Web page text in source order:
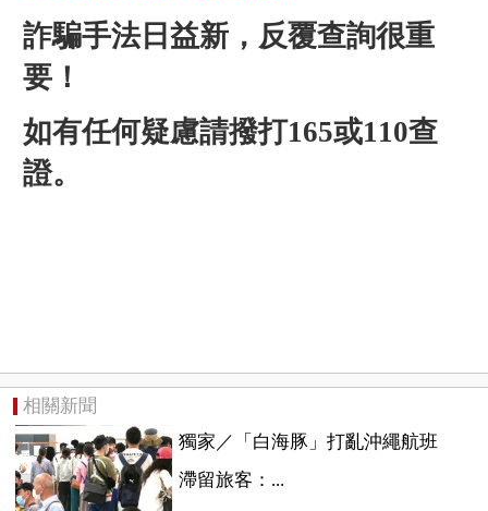
詐騙手法日益新，反覆查詢很重
要！
如有任何疑慮請撥打165或110查
證。
相關新聞
獨家／「白海豚」打亂沖繩航班
滯留旅客：...